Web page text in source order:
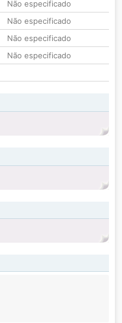
Não especificado
Não especificado
Não especificado
Não especificado